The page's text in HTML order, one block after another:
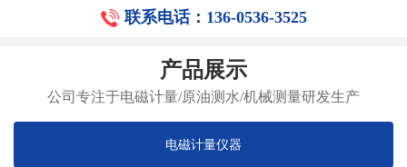
联系电话：136-0536-3525
产品展示
公司专注于电磁计量/原油测水/机械测量研发生产
电磁计量仪器